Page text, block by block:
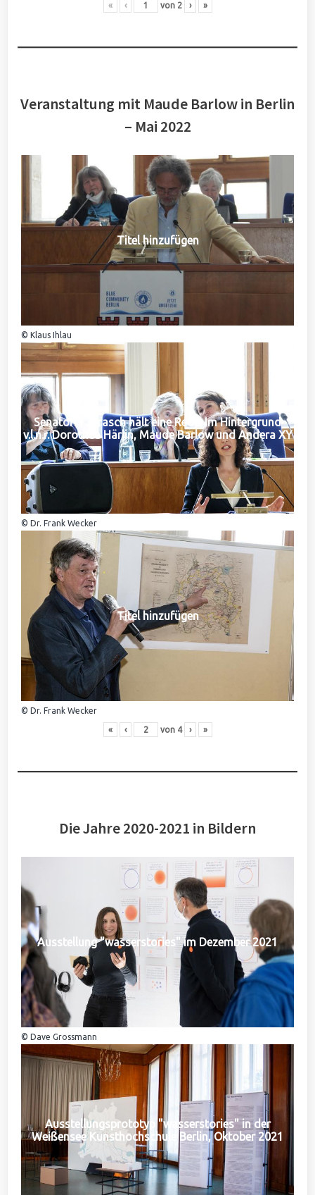
« ‹ von 2 › »
Veranstaltung mit Maude Barlow in Berlin
– Mai 2022
Titel hinzufügen
© Klaus Ihlau
Senatorin Jarasch hält eine Rede. Im Hintergrund
v.l.n.r. Dorothea Härlin, Maude Barlow und Andera XY
© Dr. Frank Wecker
Titel hinzufügen
© Dr. Frank Wecker
« ‹ von 4 › »
Die Jahre 2020-2021 in Bildern
Ausstellung "wasserstories" im Dezember 2021
© Dave Grossmann
Ausstellungsprototyp "wasserstories" in der
Weißensee Kunsthochschule Berlin, Oktober 2021